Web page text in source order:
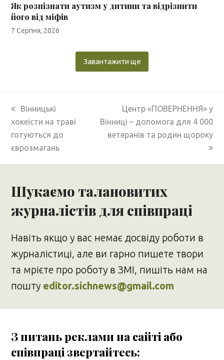
Як розпізнати аутизм у дитини та відрізнити
його від міфів
7 Серпня, 2026
Завантажити ще
previous
post:
Вінницькі
хокеїсти на траві
готуються до
єврозмагань
next
post:
Центр «ПОВЕРНЕННЯ» у
Вінниці – допомога для 4 000
ветеранів та родин щороку
Шукаємо талановитих
журналістів для співпраці
Навіть якщо у вас немає досвіду роботи в
журналістиці, але ви гарно пишете твори
та мрієте про роботу в ЗМІ, пишіть нам на
пошту editor.sichnews@gmail.com
З питань реклами на сайті або
співпраці звертайтесь: